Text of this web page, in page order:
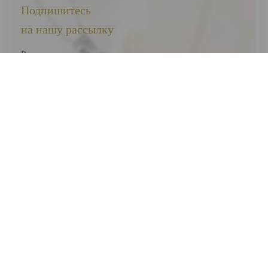
Подпишитесь
на нашу рассылку
Вы первыми узнаете о наших новинках, скидках и акциях